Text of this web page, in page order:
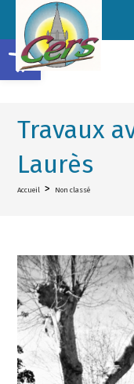
Travaux
Laurès
Accueil > Non classé
Ouvrir la